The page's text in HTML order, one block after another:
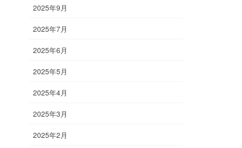
2025年9月
2025年7月
2025年6月
2025年5月
2025年4月
2025年3月
2025年2月